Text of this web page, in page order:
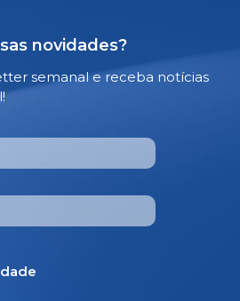
novidades?
semanal e receba notícias